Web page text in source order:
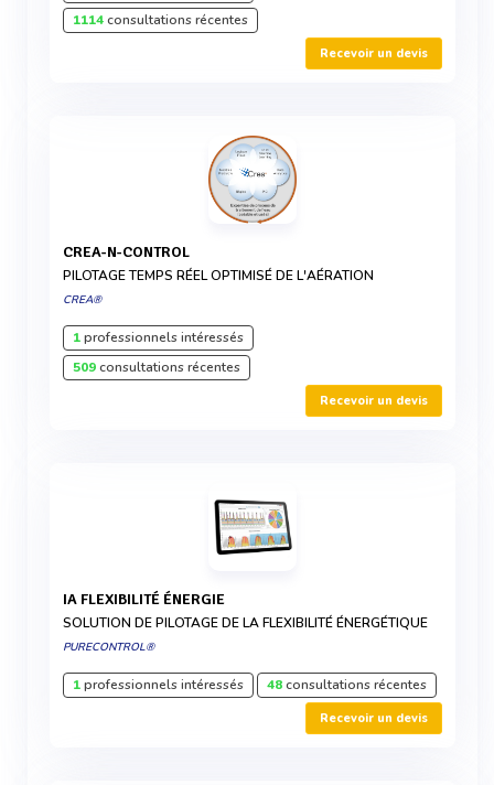
1114consultations récentes
Recevoir un devis
CREA-N-CONTROL
PILOTAGE TEMPS RÉEL OPTIMISÉ DE L'AÉRATION
CREA®
1professionnels intéressés
509consultations récentes
Recevoir un devis
IA FLEXIBILITÉ ÉNERGIE
SOLUTION DE PILOTAGE DE LA FLEXIBILITÉ ÉNERGÉTIQUE
PURECONTROL®
1professionnels intéressés 48consultations récentes
Recevoir un devis